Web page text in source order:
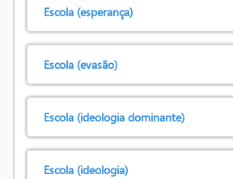
Escola (esperança)
Escola (evasão)
Escola (ideologia dominante)
Escola (ideologia)